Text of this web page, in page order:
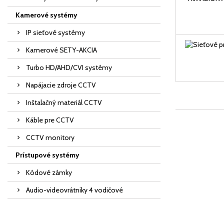
Kamerové systémy
IP sieťové systémy
Kamerové SETY-AKCIA
Turbo HD/AHD/CVI systémy
Napájacie zdroje CCTV
Inštalačný materiál CCTV
Káble pre CCTV
CCTV monitory
Prístupové systémy
Kódové zámky
Audio-videovrátniky 4 vodičové